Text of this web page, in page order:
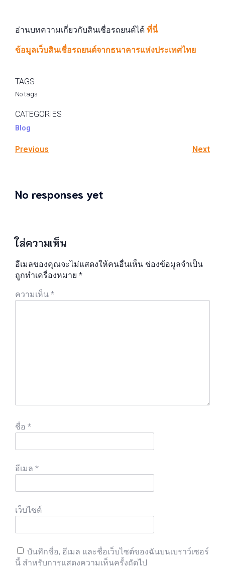
อ่านบทความเกี่ยวกับสินเชื่อรถยนต์ได้ ที่นี่
ข้อมูลเว็บสินเชื่อรถยนต์จากธนาคารแห่งประเทศไทย
TAGS
No tags
CATEGORIES
Blog
Previous Next
No responses yet
ใส่ความเห็น
อีเมลของคุณจะไม่แสดงให้คนอื่นเห็น ช่องข้อมูลจำเป็น
ถูกทำเครื่องหมาย *
ความเห็น *
ชื่อ *
อีเมล *
เว็บไซต์
บันทึกชื่อ, อีเมล และชื่อเว็บไซต์ของฉันบนเบราว์เซอร์
นี้ สำหรับการแสดงความเห็นครั้งถัดไป